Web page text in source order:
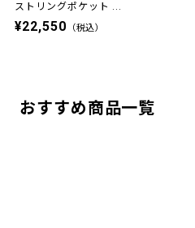
ストリングポケット ...
¥22,550 （税込）
おすすめ商品一覧